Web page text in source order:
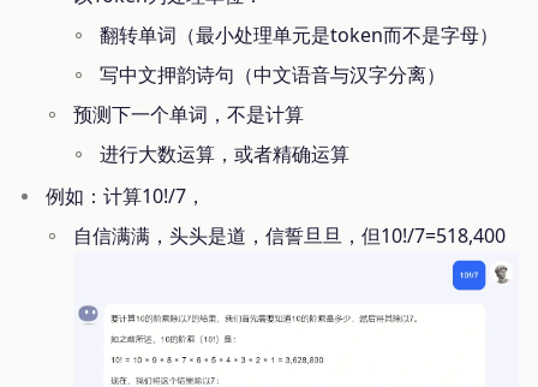
翻转单词（最小处理单元是token而不是字母）
写中文押韵诗句（中文语音与汉字分离）
预测下一个单词，不是计算
进行大数运算，或者精确运算
例如：计算10!/7，
自信满满，头头是道，信誓旦旦，但10!/7=518,400